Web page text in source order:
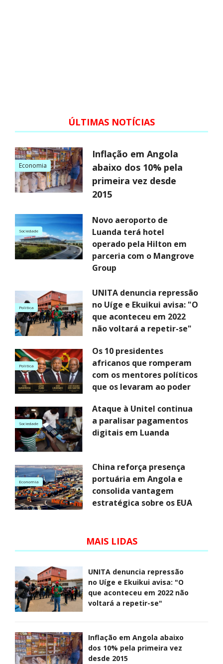
ÚLTIMAS NOTÍCIAS
Economia
Inflação em Angola
abaixo dos 10% pela
primeira vez desde
2015
Sociedade
Novo aeroporto de
Luanda terá hotel
operado pela Hilton em
parceria com o Mangrove
Group
Politica
UNITA denuncia repressão
no Uíge e Ekuikui avisa: "O
que aconteceu em 2022
não voltará a repetir-se"
Politica
Os 10 presidentes
africanos que romperam
com os mentores políticos
que os levaram ao poder
Sociedade
Ataque à Unitel continua
a paralisar pagamentos
digitais em Luanda
Economia
China reforça presença
portuária em Angola e
consolida vantagem
estratégica sobre os EUA
MAIS LIDAS
UNITA denuncia repressão
no Uíge e Ekuikui avisa: "O
que aconteceu em 2022 não
voltará a repetir-se"
Inflação em Angola abaixo
dos 10% pela primeira vez
desde 2015